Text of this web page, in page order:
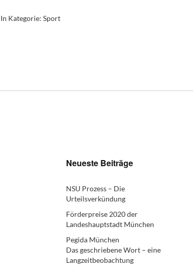
In Kategorie: Sport
Neueste Beiträge
NSU Prozess – Die
Urteilsverkündung
Förderpreise 2020 der
Landeshauptstadt München
Pegida München
Das geschriebene Wort – eine
Langzeitbeobachtung